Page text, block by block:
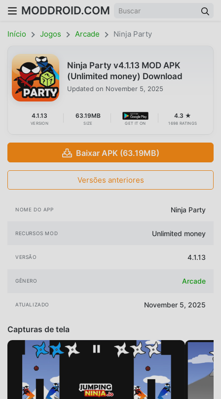
MODDROID.COM
Início Jogos Arcade Ninja Party
Ninja Party v4.1.13 MOD APK
(Unlimited money) Download
Updated on November 5, 2025
4.1.13
VERSION
63.19MB
SIZE GET IT ON
4.3 ★
1698 RATINGS
Baixar APK (63.19MB)
Versões anteriores
NOME DO APP Ninja Party
RECURSOS MOD Unlimited money
VERSÃO 4.1.13
GÊNERO Arcade
ATUALIZADO November 5, 2025
Capturas de tela